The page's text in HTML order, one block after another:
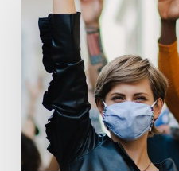
PPMP
publient
nouveau
rapport
analysant
l’action